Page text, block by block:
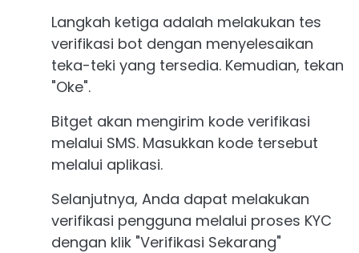
Langkah ketiga adalah melakukan tes
verifikasi bot dengan menyelesaikan
teka-teki yang tersedia. Kemudian, tekan
"Oke".
Bitget akan mengirim kode verifikasi
melalui SMS. Masukkan kode tersebut
melalui aplikasi.
Selanjutnya, Anda dapat melakukan
verifikasi pengguna melalui proses KYC
dengan klik "Verifikasi Sekarang"